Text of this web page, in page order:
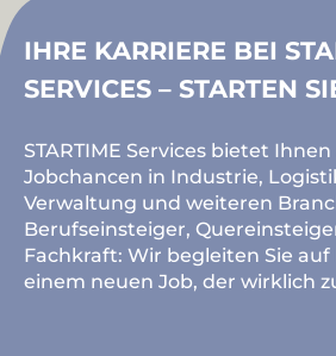
IHRE KARRIERE BEI
SERVICES – STARTEN
STARTIME Services bietet
Jobchancen in Industrie,
Verwaltung und weiteren
Berufseinsteiger,
Fachkraft: Wir begleiten Sie auf
einem neuen Job, der wirklich